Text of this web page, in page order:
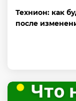
Технион: как
после